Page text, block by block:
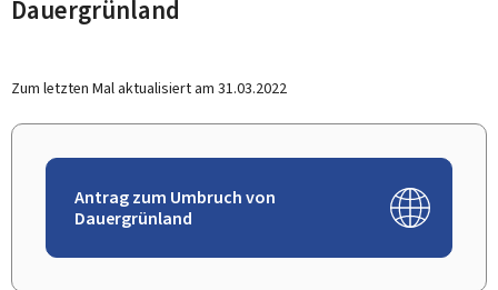
Dauergrünland
Zum letzten Mal aktualisiert am 31.03.2022
Antrag zum Umbruch von
Dauergrünland